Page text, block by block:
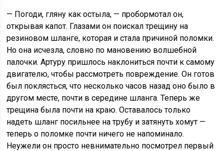
— Погоди, гляну как остыла, — пробормотал он,
открывая капот. Глазами он поискал трещину на
резиновом шланге, которая и стала причиной поломки.
Но она исчезла, словно по мановению волшебной
палочки. Артуру пришлось наклониться почти к самому
двигателю, чтобы рассмотреть повреждение. Он готов
был поклясться, что несколько часов назад оно было в
другом месте, почти в середине шланга. Теперь же
трещина была почти на краю. Оставалось только
надеть шланг посильнее на трубу и затянуть хомут —
теперь о поломке почти ничего не напоминало.
Неужели он просто невнимательно посмотрел первый